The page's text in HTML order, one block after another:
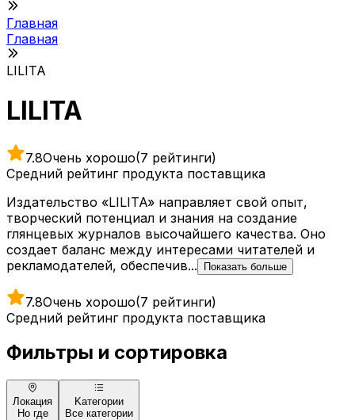
Главная
Главная
LILITA
LILITA
7.8Очень хорошо(7 рейтинги)
Средний рейтинг продукта поставщика
Издательство «LILITA» направляет свой опыт,
творческий потенциал и знания на создание
глянцевых журналов высочайшего качества. Оно
создает баланс между интересами читателей и
рекламодателей, обеспечив...
Показать больше
7.8Очень хорошо(7 рейтинги)
Средний рейтинг продукта поставщика
Фильтры и сортировка
Локация
Но где
Kатегории
Все категории